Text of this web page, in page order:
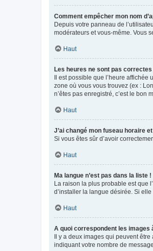
Comment empêcher mon nom
Depuis votre panneau de
modérateurs et vous-même. Vous
Haut
Les heures ne sont pas correctes
Il est possible que l’heure
zone où vous vous trouvez (ex :
n’êtes pas enregistré, c’est le bon
Haut
J’ai changé mon fuseau horaire
Si vous êtes sûr d’avoir
Haut
Ma langue n’est pas dans la liste !
La raison la plus probable est que
d’installer la langue désirée. Si
Haut
A quoi correspondent les images
Il y a deux images qui peuvent
indiquant votre nombre de